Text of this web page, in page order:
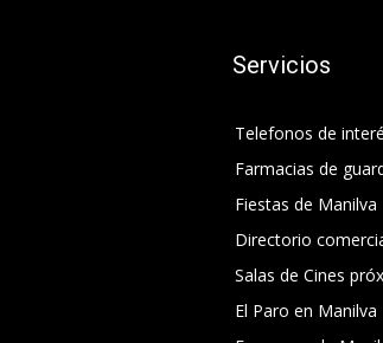
Servicios
Telefonos de
Farmacias de
Fiestas de Manilva
Directorio
Salas de Cines
El Paro en Manilva